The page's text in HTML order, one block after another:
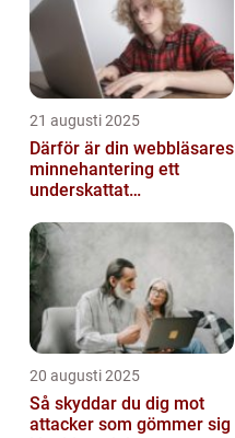
21 augusti 2025
Därför är din webbläsares
minnehantering ett
underskattat
20 augusti 2025
Så skyddar du dig mot
attacker som gömmer sig